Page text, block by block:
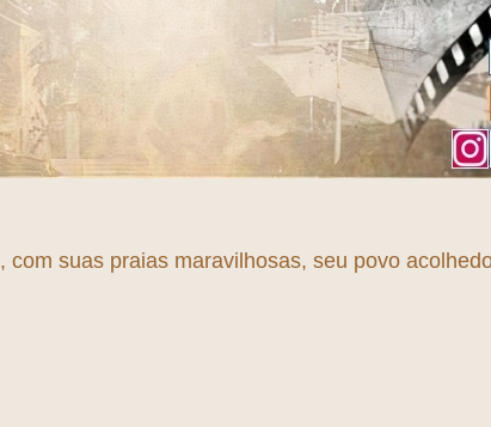
com suas praias maravilhosas, seu povo